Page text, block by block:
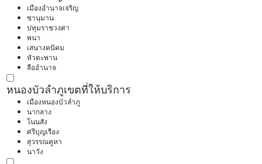
เมืองอำนาจเจริญ
ชานุมาน
ปทุมราชวงศา
พนา
เสนางคนิคม
หัวตะพาน
ลืออำนาจ
หนองบัวลำภูเขตที่ให้บริการ
เมืองหนองบัวลำภู
นากลาง
โนนสัง
ศรีบุญเรือง
สุวรรณคูหา
นาวัง